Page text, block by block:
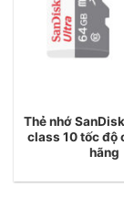
Thẻ nhớ
class 10 tốc độ
hãng